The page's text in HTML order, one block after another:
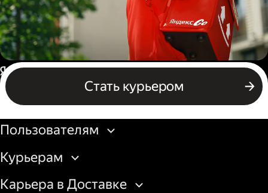
Пеший курьер
Стать курьером
Россия
Бизнесу
Пользователям
Курьерам
Карьера в Доставке